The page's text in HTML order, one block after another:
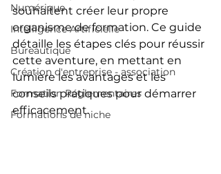
Numérique
Intelligence Artificielle
Bureautique
Création d'entreprise - association
Formation Réglementaires
Formations de niche
souhaitent créer leur propre
organisme de formation. Ce guide
détaille les étapes clés pour réussir
cette aventure, en mettant en
lumière les avantages et les
conseils pratiques pour démarrer
efficacement.